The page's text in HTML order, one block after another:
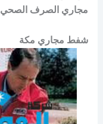
مجاري الصرف الصحي
شفط مجاري مكة